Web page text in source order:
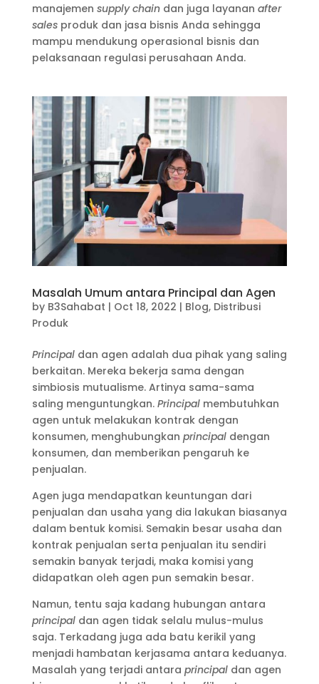
manajemen supply chaindan juga layanan after
salesproduk dan jasa bisnis Anda sehingga
mampu mendukung operasional bisnis dan
pelaksanaan regulasi perusahaan Anda.
Masalah Umum antara Principal dan Agen
by B3Sahabat | Oct 18, 2022 | Blog, Distribusi
Produk
Principaldan agen adalah dua pihak yang saling
berkaitan. Mereka bekerja sama dengan
simbiosis mutualisme. Artinya sama-sama
saling menguntungkan. Principal membutuhkan
agen untuk melakukan kontrak dengan
konsumen, menghubungkan principaldengan
konsumen, dan memberikan pengaruh ke
penjualan.
Agen juga mendapatkan keuntungan dari
penjualan dan usaha yang dia lakukan biasanya
dalam bentuk komisi. Semakin besar usaha dan
kontrak penjualan serta penjualan itu sendiri
semakin banyak terjadi, maka komisi yang
didapatkan oleh agen pun semakin besar.
Namun, tentu saja kadang hubungan antara
principaldan agen tidak selalu mulus-mulus
saja. Terkadang juga ada batu kerikil yang
menjadi hambatan kerjasama antara keduanya.
Masalah yang terjadi antara principaldan agen